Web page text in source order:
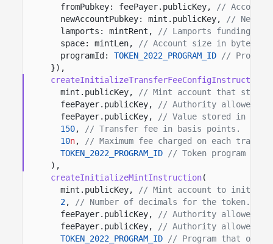
fromPubkey: feePayer.publicKey,
// Account
newAccountPubkey: mint.publicKey,
// New
lamports: mintRent,
// Lamports funding
space: mintLen,
// Account size in bytes
programId:
TOKEN_2022_PROGRAM_ID
//
}),
createInitializeTransferFeeConfigInstruction
mint.publicKey,
// Mint account that stores
feePayer.publicKey,
// Authority allowed
feePayer.publicKey,
// Value stored in the
150,
// Transfer fee in basis points.
10n,
// Maximum fee charged on each
TOKEN_2022_PROGRAM_ID
// Token program
),
createInitializeMintInstruction(
mint.publicKey,
// Mint account to
2,
// Number of decimals for the token.
feePayer.publicKey,
// Authority allowed to
feePayer.publicKey,
// Authority allowed to
TOKEN_2022_PROGRAM_ID
// Program that owns